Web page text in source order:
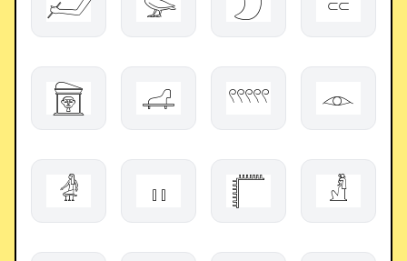
𓉤 𓊩 𓍫 𓁹
𓁓 𓏮 𓉨 𓁚